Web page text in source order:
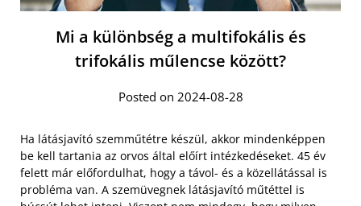
Mi a különbség a multifokális és
trifokális műlencse között?
Posted on 2024-08-28
Ha látásjavító szemműtétre készül, akkor mindenképpen
be kell tartania az orvos által előírt intézkedéseket. 45 év
felett már előfordulhat, hogy a távol- és a közellátással is
probléma van. A szemüvegnek látásjavító műtéttel is